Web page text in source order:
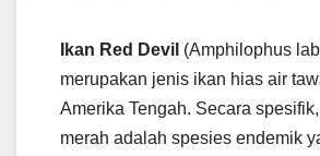
Ikan Red Devil (Amphilophus
merupakan jenis ikan hias air
Amerika Tengah. Secara
merah adalah spesies endemik